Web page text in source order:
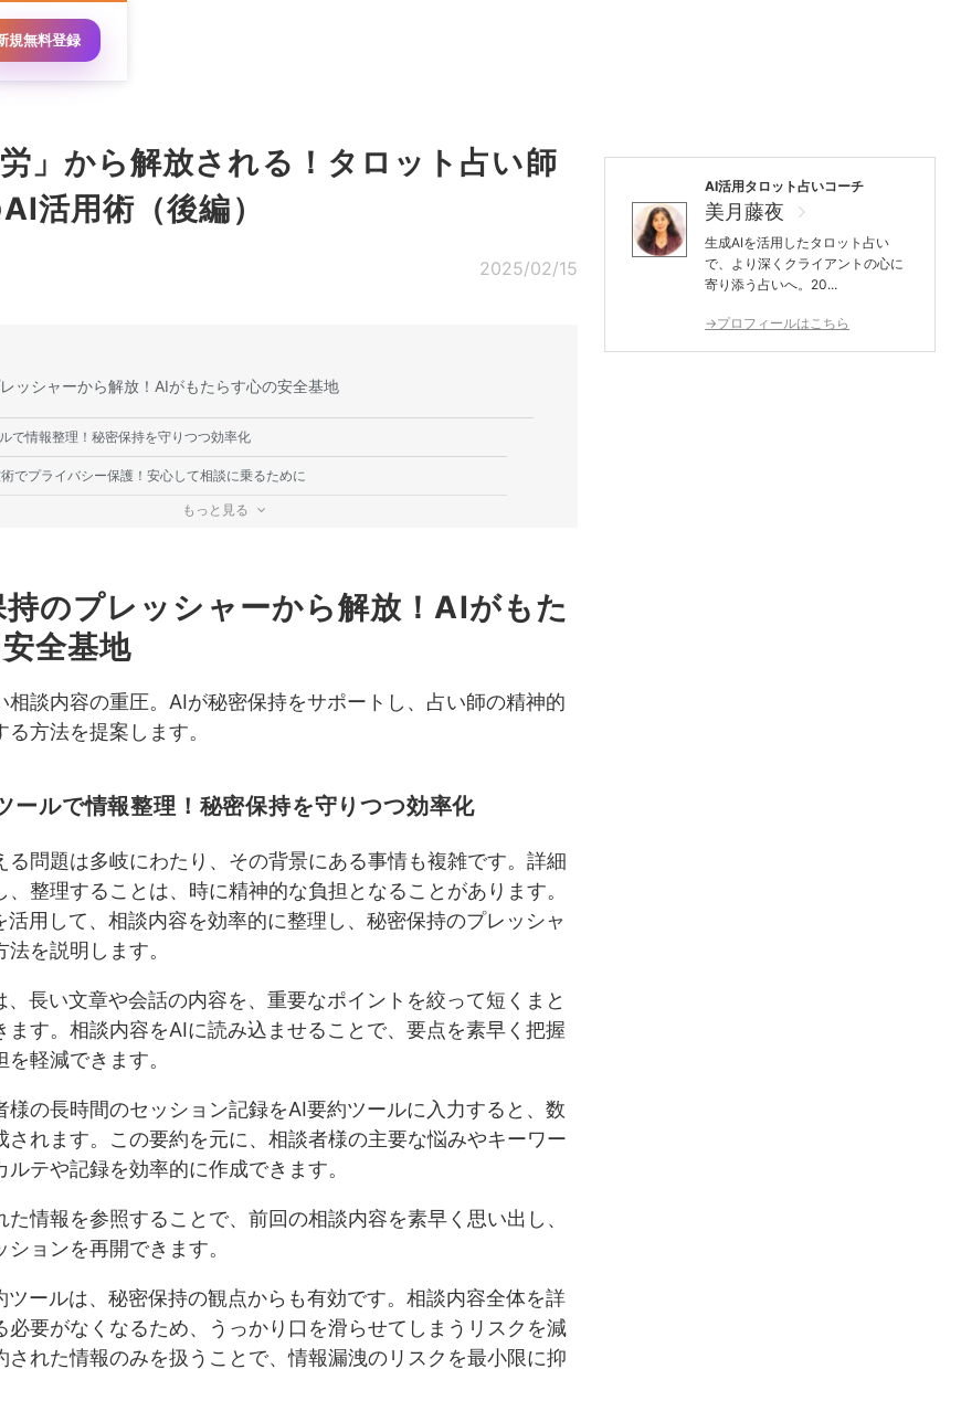
規無料登録
労」から解放される！タロット占い師
活用術（後編）
2025/02/15
ッシャーから解放！AIがもたらす心の安全基地
で情報整理！秘密保持を守りつつ効率化
でプライバシー保護！安心して相談に乗るために
ディング支援で解釈の幅を広げる！新たな視点を発見
ルギーから身を守る！AI活用で防御力を高める秘訣
プリでエネルギーシールドを構築！
音楽で精神的バランスを保つ
AIにお任せ！精神的負担を最小限にするテクニック
ステムで冷静に対応！感情的な対立を避ける
ない罪悪感からの脱却！AIが自信と安心感をもたらす理由
ードバックで改善点を発見！スキルアップで顧客満足度向上
もっと見る
のプレッシャーから解放！AIがもた
全基地
相談内容の重圧。AIが秘密保持をサポートし、占い師の精神的
方法を提案します。
ールで情報整理！秘密保持を守りつつ効率化
る問題は多岐にわたり、その背景にある事情も複雑です。詳細
、整理することは、時に精神的な負担となることがあります。
活用して、相談内容を効率的に整理し、秘密保持のプレッシャ
を説明します。
、長い文章や会話の内容を、重要なポイントを絞って短くまと
ます。相談内容をAIに読み込ませることで、要点を素早く把握
を軽減できます。
様の長時間のセッション記録をAI要約ツールに入力すると、数
されます。この要約を元に、相談者様の主要な悩みやキーワー
ルテや記録を効率的に作成できます。
た情報を参照することで、前回の相談内容を素早く思い出し、
ションを再開できます。
ツールは、秘密保持の観点からも有効です。相談内容全体を詳
必要がなくなるため、うっかり口を滑らせてしまうリスクを減
された情報のみを扱うことで、情報漏洩のリスクを最小限に抑
AI活用タロット占いコーチ
美月藤夜
生成AIを活用したタロット占い
で、より深くクライアントの心に
寄り添う占いへ。20...
→プロフィールはこちら